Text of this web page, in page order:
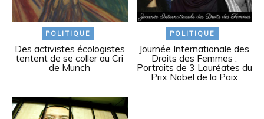
POLITIQUE
Des activistes écologistes
tentent de se coller au Cri
de Munch
POLITIQUE
Journée Internationale des
Droits des Femmes :
Portraits de 3 Lauréates du
Prix Nobel de la Paix